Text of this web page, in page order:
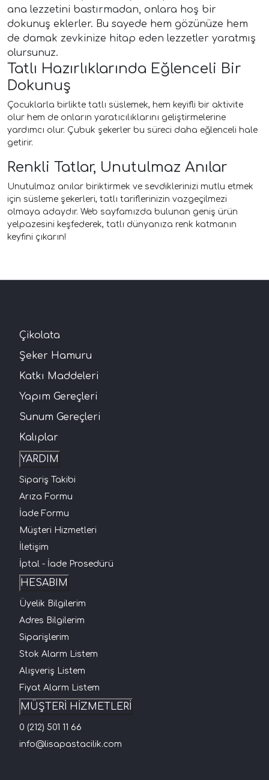
ana lezzetini bastırmadan, onlara hoş bir
dokunuş eklerler. Bu sayede hem gözünüze hem
de damak zevkinize hitap eden lezzetler yaratmış
olursunuz.
Tatlı Hazırlıklarında Eğlenceli Bir
Dokunuş
Çocuklarla birlikte tatlı süslemek, hem keyifli bir aktivite
olur hem de onların yaratıcılıklarını geliştirmelerine
yardımcı olur. Çubuk şekerler bu süreci daha eğlenceli hale
getirir.
Renkli Tatlar, Unutulmaz Anılar
Unutulmaz anılar biriktirmek ve sevdiklerinizi mutlu etmek
için süsleme şekerleri, tatlı tariflerinizin vazgeçilmezi
olmaya adaydır. Web sayfamızda bulunan geniş ürün
yelpazesini keşfederek, tatlı dünyanıza renk katmanın
keyfini çıkarın!
Çikolata
Şeker Hamuru
Katkı Maddeleri
Yapım Gereçleri
Sunum Gereçleri
Kalıplar
YARDIM
Sipariş Takibi
Arıza Formu
İade Formu
Müşteri Hizmetleri
İletişim
İptal - İade Prosedürü
HESABIM
Üyelik Bilgilerim
Adres Bilgilerim
Siparişlerim
Stok Alarm Listem
Alışveriş Listem
Fiyat Alarm Listem
MÜŞTERİ HİZMETLERİ
0 (212) 501 11 66
info@lisapastacilik.com